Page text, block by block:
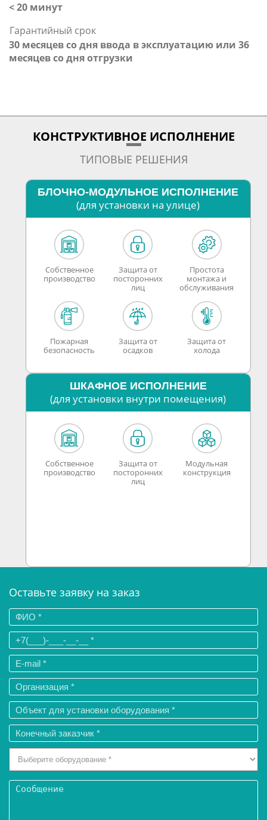
< 20 минут
Гарантийный срок
30 месяцев со дня ввода в эксплуатацию или 36
месяцев со дня отгрузки
КОНСТРУКТИВНОЕ ИСПОЛНЕНИЕ
ТИПОВЫЕ РЕШЕНИЯ
БЛОЧНО-МОДУЛЬНОЕ ИСПОЛНЕНИЕ
(для установки на улице)
Собственное
производство
Защита от
посторонних
лиц
Простота
монтажа и
обслуживания
Пожарная
безопасность
Защита от
осадков
Защита от
холода
ШКАФНОЕ ИСПОЛНЕНИЕ
(для установки внутри помещения)
Собственное
производство
Защита от
посторонних
лиц
Модульная
конструкция
Оставьте заявку на заказ